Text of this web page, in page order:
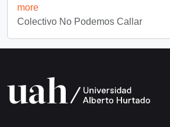
more
Colectivo No Podemos Callar